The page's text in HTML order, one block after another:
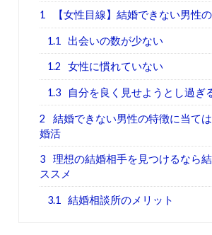
1 【女性目線】結婚できない男性
1.1 出会いの数が少ない
1.2 女性に慣れていない
1.3 自分を良く見せようとし過ぎ
2
結婚できない男性の特徴に当て
婚活
3
理想の結婚相手を見つけるなら
ススメ
3.1 結婚相談所のメリット